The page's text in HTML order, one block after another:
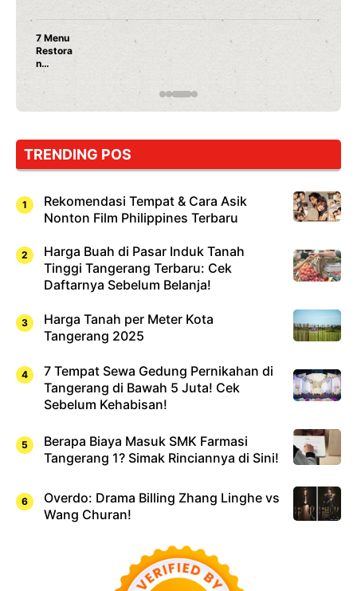
Nunung Srimulat & Vicky Prasetyo Buka
Rahasia Mami Bikin Nagih!
TRENDING POS
Rekomendasi Tempat & Cara Asik
Nonton Film Philippines Terbaru
Harga Buah di Pasar Induk Tanah
Tinggi Tangerang Terbaru: Cek
Daftarnya Sebelum Belanja!
Harga Tanah per Meter Kota
Tangerang 2025
7 Tempat Sewa Gedung Pernikahan di
Tangerang di Bawah 5 Juta! Cek
Sebelum Kehabisan!
Berapa Biaya Masuk SMK Farmasi
Tangerang 1? Simak Rinciannya di Sini!
Overdo: Drama Billing Zhang Linghe vs
Wang Churan!